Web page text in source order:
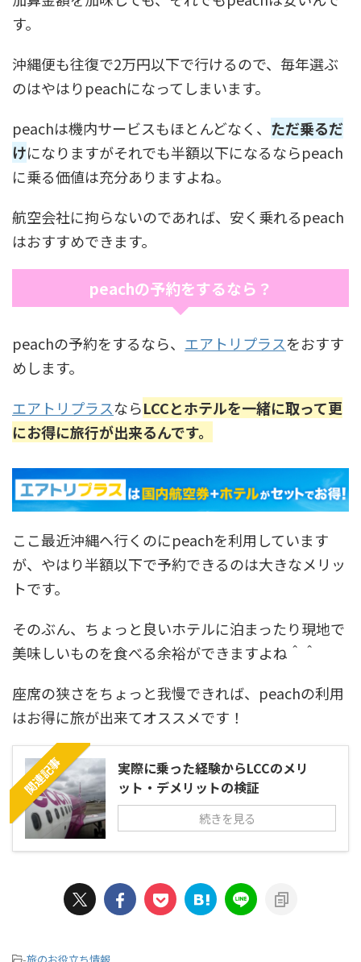
す。
沖縄便も往復で2万円以下で行けるので、毎年選ぶ
のはやはりpeachになってしまいます。
peachは機内サービスもほとんどなく、 ただ乗るだ
けになりますがそれでも半額以下になるならpeach
に乗る価値は充分ありますよね。
航空会社に拘らないのであれば、安く乗れるpeach
はおすすめできます。
peachの予約をするなら？
peachの予約をするなら、 エアトリプラスをおすす
めします。
エアトリプラスならLCCとホテルを一緒に取って更
にお得に旅行が出来るんです。
ここ最近沖縄へ行くのにpeachを利用しています
が、やはり半額以下で予約できるのは大きなメリッ
トです。
そのぶん、ちょっと良いホテルに泊まったり現地で
美味しいものを食べる余裕ができますよね＾＾
座席の狭さをちょっと我慢できれば、peachの利用
はお得に旅が出来てオススメです！
関連記事
実際に乗った経験からLCCのメリ
ット・デメリットの検証
続きを見る